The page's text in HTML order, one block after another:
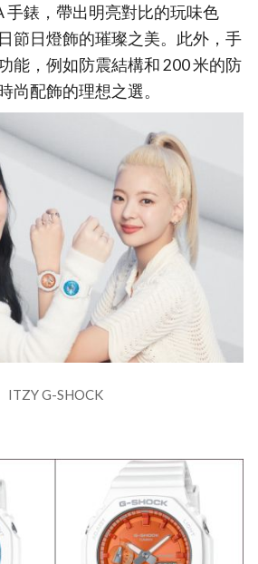
手錶，帶出明亮對比的玩味色
節日燈飾的璀璨之美。此外，手
能，例如防震結構和 200 米的防
尚配飾的理想之選。
ITZY G-SHOCK